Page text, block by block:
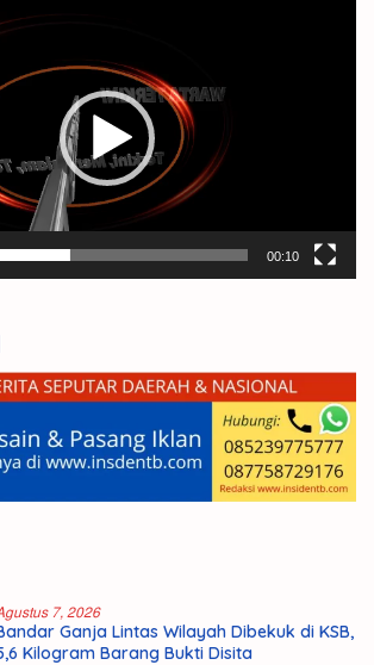
00:10
7, 2026
Ganja Lintas Wilayah Dibekuk di KSB,
Kilogram Barang Bukti Disita